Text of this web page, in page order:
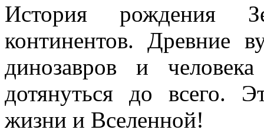
История рождения
континентов. Древние
динозавров и
дотянуться до всего.
жизни и Вселенной!